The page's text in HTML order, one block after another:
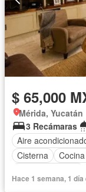
$ 65,000
Mérida, Yucatán
3 Recámaras
Aire
Cisterna
Completamente
Hace 1 semana, 1